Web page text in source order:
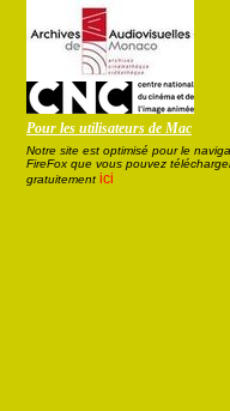
Pour les utilisateurs de Mac
Notre site est optimisé pour le
FireFox que vous pouvez
gratuitement ici